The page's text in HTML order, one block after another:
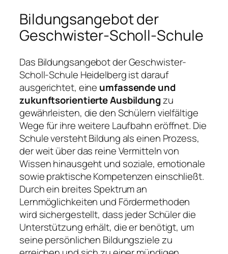
Bildungsangebot der
Geschwister-Scholl-Schule
Das Bildungsangebot der Geschwister-
Scholl-Schule Heidelberg ist darauf
ausgerichtet, eine umfassende und
zukunftsorientierte Ausbildungzu
gewährleisten, die den Schülern vielfältige
Wege für ihre weitere Laufbahn eröffnet. Die
Schule versteht Bildung als einen Prozess,
der weit über das reine Vermitteln von
Wissen hinausgeht und soziale, emotionale
sowie praktische Kompetenzen einschließt.
Durch ein breites Spektrum an
Lernmöglichkeiten und Fördermethoden
wird sichergestellt, dass jeder Schüler die
Unterstützung erhält, die er benötigt, um
seine persönlichen Bildungsziele zu